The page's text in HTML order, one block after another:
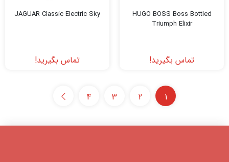
HUGO BOSS Boss Bottled
Triumph Elixir
تماس بگیرید!
JAGUAR Classic Electric Sky
تماس بگیرید!
1
2
3
4